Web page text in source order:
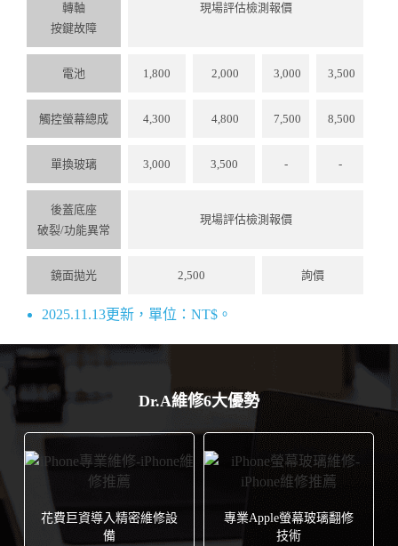
轉軸
按鍵故障
現場評估檢測報價
電池 1,800 2,000 3,000 3,500
觸控螢幕總成 4,300 4,800 7,500 8,500
單換玻璃 3,000 3,500 - -
後蓋底座
破裂/功能異常
現場評估檢測報價
鏡⾯拋光 2,500 詢價
2025.11.13更新，單位：NT$。
Dr.A維修6大優勢
花費巨資導入精密維修設
備
專業Apple螢幕玻璃翻修
技術